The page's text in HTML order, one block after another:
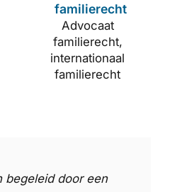
familierecht
Advocaat
familierecht,
internationaal
familierecht
begeleid door een